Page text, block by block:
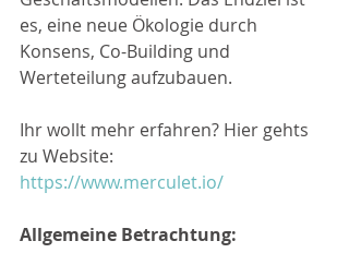
es, eine neue Ökologie durch
Konsens, Co-Building und
Werteteilung aufzubauen.
Ihr wollt mehr erfahren? Hier gehts
zu Website:
https://www.merculet.io/
Allgemeine Betrachtung: